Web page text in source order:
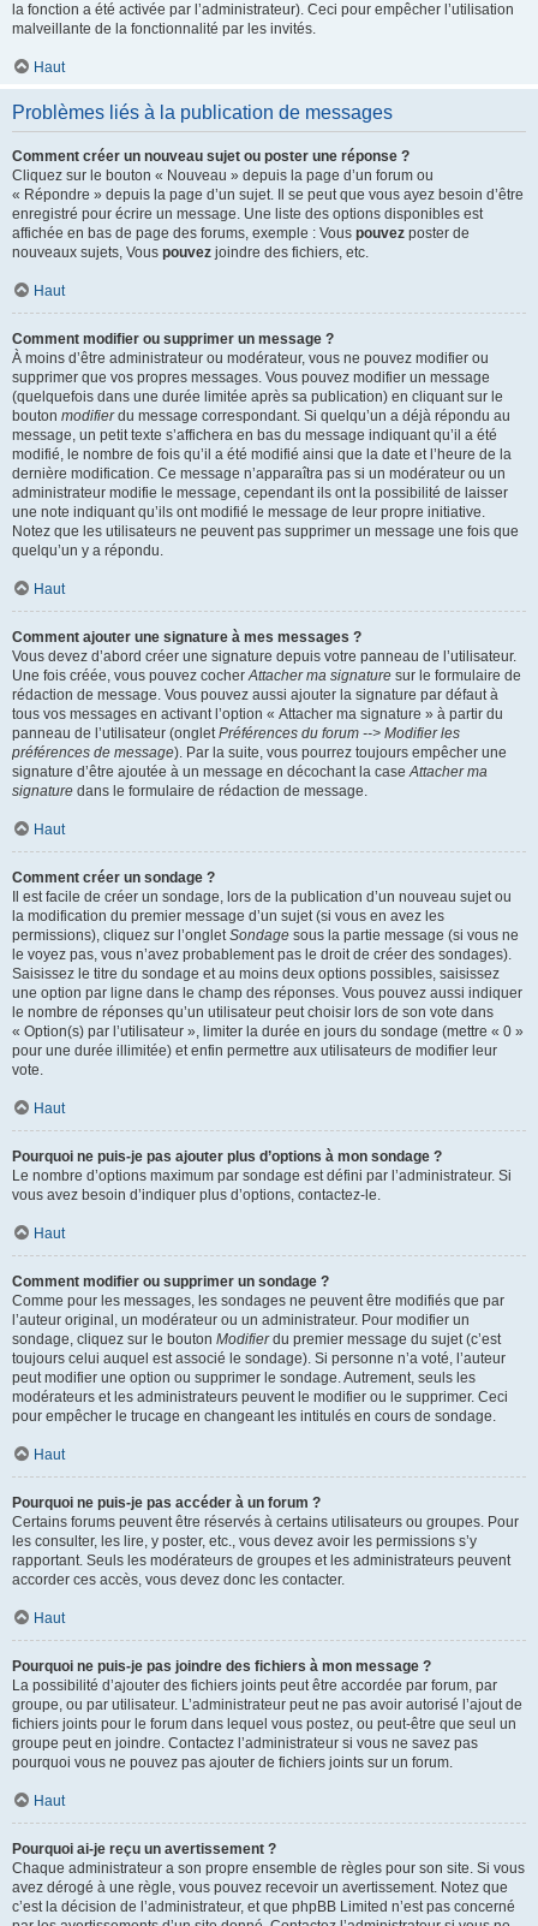
la fonction a été activée par l’administrateur). Ceci pour empêcher l’utilisation
malveillante de la fonctionnalité par les invités.
Haut
Problèmes liés à la publication de messages
Comment créer un nouveau sujet ou poster une réponse ?
Cliquez sur le bouton « Nouveau » depuis la page d’un forum ou
« Répondre » depuis la page d’un sujet. Il se peut que vous ayez besoin d’être
enregistré pour écrire un message. Une liste des options disponibles est
affichée en bas de page des forums, exemple : Vous pouvez poster de
nouveaux sujets, Vous pouvez joindre des fichiers, etc.
Haut
Comment modifier ou supprimer un message ?
À moins d’être administrateur ou modérateur, vous ne pouvez modifier ou
supprimer que vos propres messages. Vous pouvez modifier un message
(quelquefois dans une durée limitée après sa publication) en cliquant sur le
bouton modifierdu message correspondant. Si quelqu’un a déjà répondu au
message, un petit texte s’affichera en bas du message indiquant qu’il a été
modifié, le nombre de fois qu’il a été modifié ainsi que la date et l’heure de la
dernière modification. Ce message n’apparaîtra pas si un modérateur ou un
administrateur modifie le message, cependant ils ont la possibilité de laisser
une note indiquant qu’ils ont modifié le message de leur propre initiative.
Notez que les utilisateurs ne peuvent pas supprimer un message une fois que
quelqu’un y a répondu.
Haut
Comment ajouter une signature à mes messages ?
Vous devez d’abord créer une signature depuis votre panneau de l’utilisateur.
Une fois créée, vous pouvez cocherAttacher ma signature sur le formulaire de
rédaction de message. Vous pouvez aussi ajouter la signature par défaut à
tous vos messages en activant l’option « Attacher ma signature » à partir du
panneau de l’utilisateur (ongletPréférences du forum --> Modifier les
préférences de message). Par la suite, vous pourrez toujours empêcher une
signature d’être ajoutée à un message en décochant la caseAttacher ma
signature dans le formulaire de rédaction de message.
Haut
Comment créer un sondage ?
Il est facile de créer un sondage, lors de la publication d’un nouveau sujet ou
la modification du premier message d’un sujet (si vous en avez les
permissions), cliquez sur l’ongletSondage sous la partie message (si vous ne
le voyez pas, vous n’avez probablement pas le droit de créer des sondages).
Saisissez le titre du sondage et au moins deux options possibles, saisissez
une option par ligne dans le champ des réponses. Vous pouvez aussi indiquer
le nombre de réponses qu’un utilisateur peut choisir lors de son vote dans
« Option(s) par l’utilisateur », limiter la durée en jours du sondage (mettre « 0 »
pour une durée illimitée) et enfin permettre aux utilisateurs de modifier leur
vote.
Haut
Pourquoi ne puis-je pas ajouter plus d’options à mon sondage ?
Le nombre d’options maximum par sondage est défini par l’administrateur. Si
vous avez besoin d’indiquer plus d’options, contactez-le.
Haut
Comment modifier ou supprimer un sondage ?
Comme pour les messages, les sondages ne peuvent être modifiés que par
l’auteur original, un modérateur ou un administrateur. Pour modifier un
sondage, cliquez sur le bouton Modifierdu premier message du sujet (c’est
toujours celui auquel est associé le sondage). Si personne n’a voté, l’auteur
peut modifier une option ou supprimer le sondage. Autrement, seuls les
modérateurs et les administrateurs peuvent le modifier ou le supprimer. Ceci
pour empêcher le trucage en changeant les intitulés en cours de sondage.
Haut
Pourquoi ne puis-je pas accéder à un forum ?
Certains forums peuvent être réservés à certains utilisateurs ou groupes. Pour
les consulter, les lire, y poster, etc., vous devez avoir les permissions s’y
rapportant. Seuls les modérateurs de groupes et les administrateurs peuvent
accorder ces accès, vous devez donc les contacter.
Haut
Pourquoi ne puis-je pas joindre des fichiers à mon message ?
La possibilité d’ajouter des fichiers joints peut être accordée par forum, par
groupe, ou par utilisateur. L’administrateur peut ne pas avoir autorisé l’ajout de
fichiers joints pour le forum dans lequel vous postez, ou peut-être que seul un
groupe peut en joindre. Contactez l’administrateur si vous ne savez pas
pourquoi vous ne pouvez pas ajouter de fichiers joints sur un forum.
Haut
Pourquoi ai-je reçu un avertissement ?
Chaque administrateur a son propre ensemble de règles pour son site. Si vous
avez dérogé à une règle, vous pouvez recevoir un avertissement. Notez que
c’est la décision de l’administrateur, et que phpBB Limited n’est pas concerné